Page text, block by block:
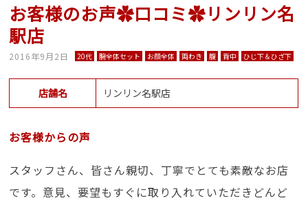
お客様のお声✿口コミ✿リンリン名
駅店
2016年9月2日 20代 腕全体セット お顔全体 両わき 腹 背中 ひじ下＆ひざ下
店舗名 リンリン名駅店
お客様からの声
スタッフさん、皆さん親切、丁寧でとても素敵なお店
です。意見、要望もすぐに取り入れていただきどんど